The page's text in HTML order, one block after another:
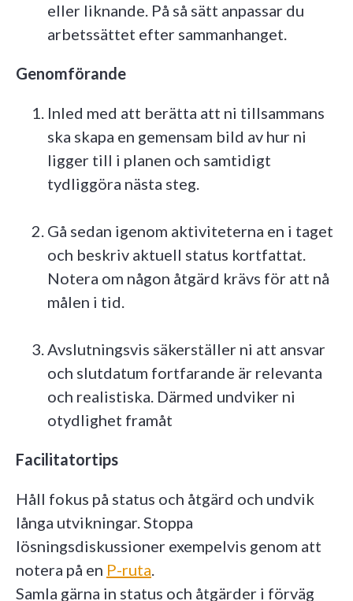
eller liknande. På så sätt anpassar du
arbetssättet efter sammanhanget.
Genomförande
Inled med att berätta att ni tillsammans
ska skapa en gemensam bild av hur ni
ligger till i planen och samtidigt
tydliggöra nästa steg.
Gå sedan igenom aktiviteterna en i taget
och beskriv aktuell status kortfattat.
Notera om någon åtgärd krävs för att nå
målen i tid.
Avslutningsvis säkerställer ni att ansvar
och slutdatum fortfarande är relevanta
och realistiska. Därmed undviker ni
otydlighet framåt
Facilitatortips
Håll fokus på status och åtgärd och undvik
långa utvikningar. Stoppa
lösningsdiskussioner exempelvis genom att
notera på en P-ruta.
Samla gärna in status och åtgärder i förväg